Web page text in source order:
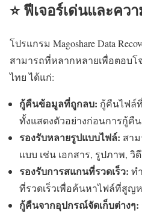
⭐ ฟีเจอร์เด่นและคว
โปรแกรม Magoshare Data
สามารถที่หลากหลายเพื่อตอบโ
ไทย ได้แก่:
กู้คืนข้อมูลที่ถูกลบ: กู้คืนไฟล์
ทั้งแสดงตัวอย่างก่อนการกู้คืน
รองรับหลายรูปแบบไฟล์: สา
แบบ เช่น เอกสาร, รูปภาพ, วิ
รองรับการสแกนที่รวดเร็ว: ท
ที่รวดเร็วเพื่อค้นหาไฟล์ที่สูญ
กู้คืนจากอุปกรณ์จัดเก็บต่างๆ: